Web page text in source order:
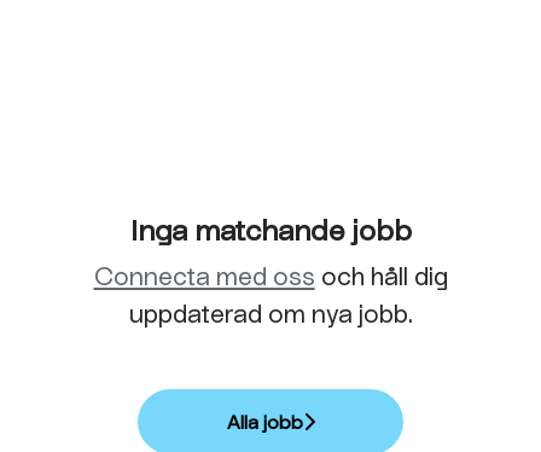
Inga matchande jobb
Connecta med oss och håll dig
uppdaterad om nya jobb.
Alla jobb